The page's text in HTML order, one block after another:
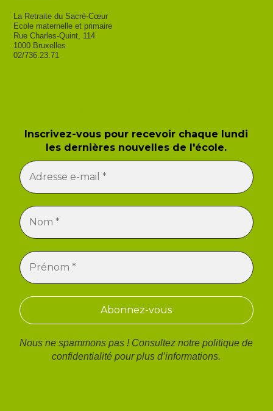
La Retraite du Sacré-Cœur
Ecole maternelle et primaire
Rue Charles-Quint, 114
1000 Bruxelles
02/736.23.71
Inscrivez-vous pour recevoir chaque lundi
les dernières nouvelles de l'école.
Nous ne spammons pas ! Consultez notrepolitique de
confidentialité pour plus d’informations.